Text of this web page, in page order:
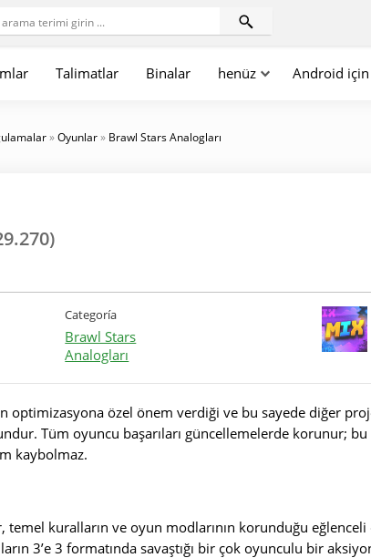
Talimatlar Binalar henüz Android
»Oyunlar» Brawl Stars Analogları
Categoría
Brawl Stars
Analogları
optimizasyona özel önem verdiği ve bu sayede diğer
Tüm oyuncu başarıları güncellemelerde korunur;
kaybolmaz.
kuralların ve oyun modlarının korunduğu eğlenceli
3’e 3 formatında savaştığı bir çok oyunculu bir